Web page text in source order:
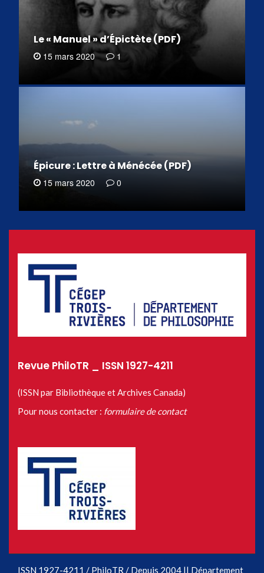
Le « Manuel » d’Épictète (PDF)
15 mars 2020 1
Épicure : Lettre à Ménécée (PDF)
15 mars 2020 0
Revue PhiloTR _ ISSN 1927-4211
(ISSN par Bibliothèque et Archives Canada)
Pour nous contacter : formulaire de contact
ISSN 1927-4211 / PhiloTR / Depuis 2004 || Département